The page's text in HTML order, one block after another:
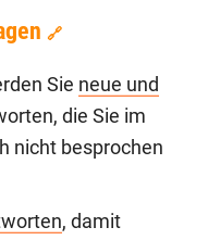
🔗
Sie neue und
die Sie im
nicht besprochen
, damit